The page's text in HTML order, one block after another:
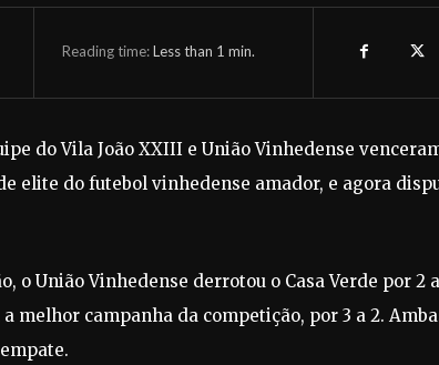
Reading time:Less than 1 min.
do Vila João XXIII e União Vinhedense
elite do futebol vinhedense amador, e agora
o União Vinhedense derrotou o Casa Verde por 2
melhor campanha da competição, por 3 a 2.